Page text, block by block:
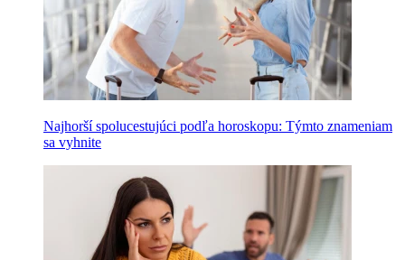
Najhorší spolucestujúci podľa horoskopu: Týmto znameniam
sa vyhnite